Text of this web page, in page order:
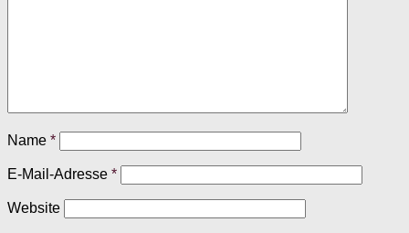
Name *
E-Mail-Adresse *
Website